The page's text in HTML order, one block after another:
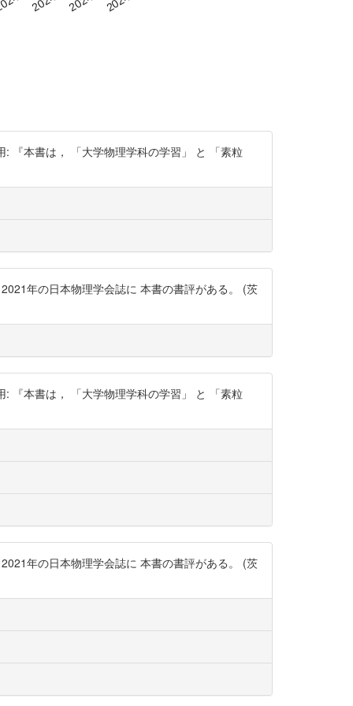
『本書は， 「大学物理学科の学習」 と 「素粒
年の日本物理学会誌に 本書の書評がある。 (茨
『本書は， 「大学物理学科の学習」 と 「素粒
年の日本物理学会誌に 本書の書評がある。 (茨